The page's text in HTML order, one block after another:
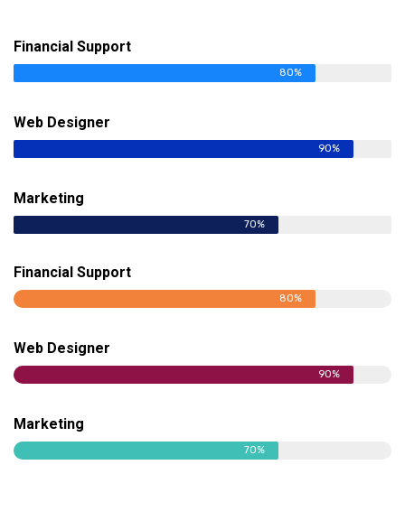
Financial Support
80%
Web Designer
90%
Marketing
70%
Financial Support
80%
Web Designer
90%
Marketing
70%